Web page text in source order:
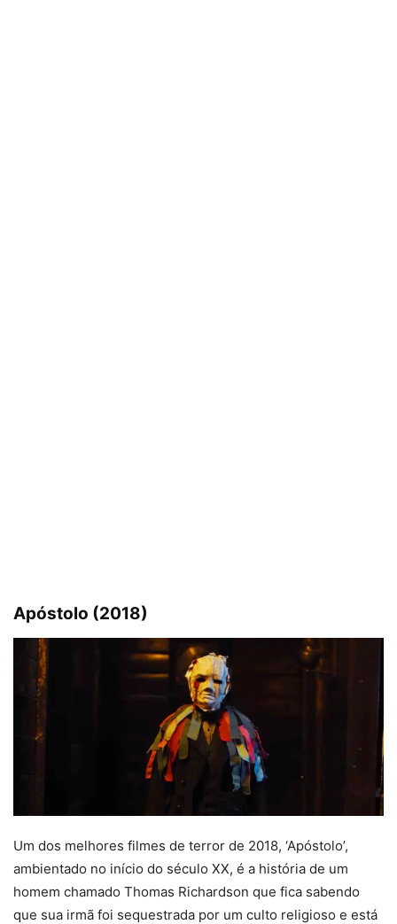
Apóstolo (2018)
Um dos melhores filmes de terror de 2018, ‘Apóstolo’,
ambientado no início do século XX, é a história de um
homem chamado Thomas Richardson que fica sabendo
que sua irmã foi sequestrada por um culto religioso e está